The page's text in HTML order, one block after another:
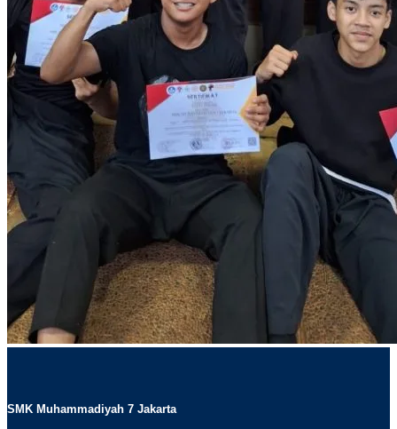
SMK Muhammadiyah 7 Jakarta